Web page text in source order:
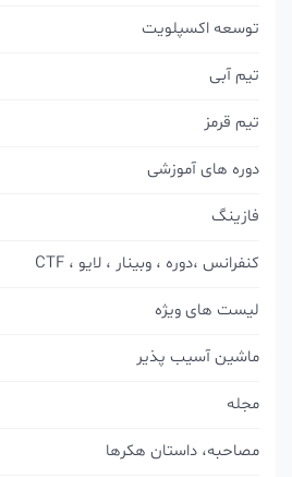
توسعه اکسپلویت
تیم آبی
تیم قرمز
دوره های آموزشی
فازینگ
کنفرانس ،دوره ، وبینار ، لایو ، CTF
لیست های ویژه
ماشین آسیب پذیر
مصاحبه، داستان هکرها